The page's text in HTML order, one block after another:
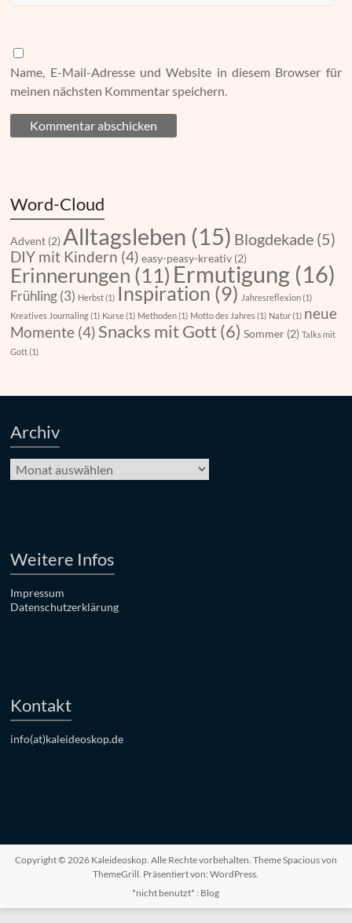
Name, E-Mail-Adresse und Website in diesem Browser für
meinen nächsten Kommentar speichern.
Word-Cloud
Advent (2) Alltagsleben (15) Blogdekade (5)
DIY mit Kindern (4) easy-peasy-kreativ (2)
Erinnerungen (11) Ermutigung (16)
Frühling (3) Herbst(1) Inspiration (9) Jahresreflexion(1)
Kreatives Journaling(1) Kurse(1) Methoden(1) Motto des Jahres(1) Natur(1) neue
Momente (4) Snacks mit Gott(6) Sommer (2) Talks mit
Gott(1)
Archiv
Archiv
Weitere Infos
Impressum
Datenschutzerklärung
Kontakt
info(at)kaleideoskop.de
Copyright © 2026 Kaleideoskop. Alle Rechte vorbehalten. ThemeSpaciousvon
ThemeGrill. Präsentiert von:WordPress
*nicht benutzt* : Blog